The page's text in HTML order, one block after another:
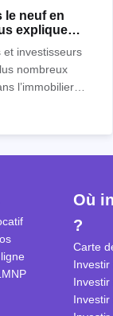
le neuf en
explique
et investisseurs
nombreux
l’immobilier
à choisir ce
dans cet article.
Où
?
Carte
Investir
Investir
Investir